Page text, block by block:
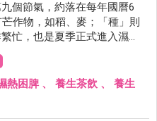
個節氣，約落在每年國曆6
作物，如稻、麥；「種」則
忙，也是夏季正式進入濕熱
熱困脾、 養生茶飲 、 養生